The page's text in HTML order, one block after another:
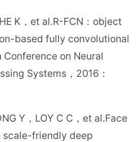
K，et al.R-FCN：object
based fully convolutional
on Neural
Systems，2016：
Y，LOY C C，et al.Face
friendly deep